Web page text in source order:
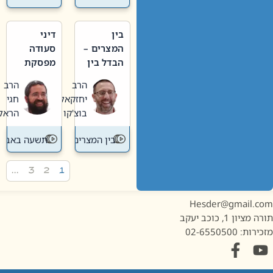
בין
המצרים –
הבדל בין
חדשה
לישנה
הרב
יחזקאל
בוצ'קו
בין המצרים
דיני
סעודה
מפסקת
תשעה
באב
הרב
חגי
הראל
תשעה באב
1, כוכב יעקב
02-6550500